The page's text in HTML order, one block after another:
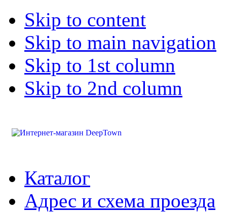
Skip to content
Skip to main navigation
Skip to 1st column
Skip to 2nd column
Каталог
Адрес и схема проезда